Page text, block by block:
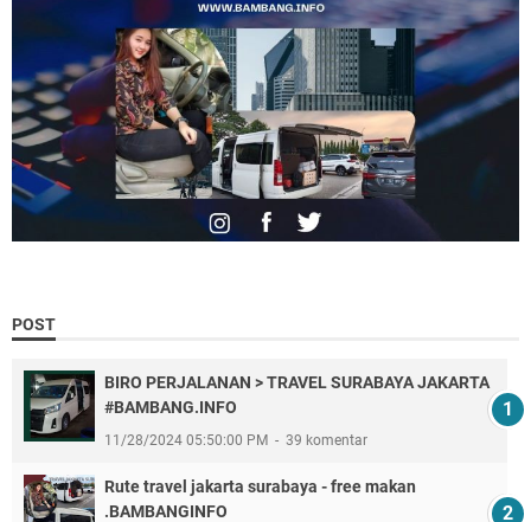
POST
BIRO PERJALANAN > TRAVEL SURABAYA JAKARTA
#BAMBANG.INFO
11/28/2024 05:50:00 PM 39 komentar
Rute travel jakarta surabaya - free makan
.BAMBANGINFO